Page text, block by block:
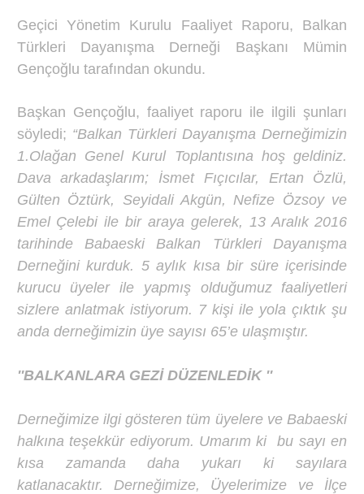
Geçici Yönetim Kurulu Faaliyet Raporu, Balkan
Türkleri Dayanışma Derneği Başkanı Mümin
Gençoğlu tarafından okundu.
Başkan Gençoğlu, faaliyet raporu ile ilgili şunları
söyledi; “Balkan Türkleri Dayanışma Derneğimizin
1.Olağan Genel Kurul Toplantısına hoş geldiniz.
Dava arkadaşlarım; İsmet Fıçıcılar, Ertan Özlü,
Gülten Öztürk, Seyidali Akgün, Nefize Özsoy ve
Emel Çelebi ile bir araya gelerek, 13 Aralık 2016
tarihinde Babaeski Balkan Türkleri Dayanışma
Derneğini kurduk. 5 aylık kısa bir süre içerisinde
kurucu üyeler ile yapmış olduğumuz faaliyetleri
sizlere anlatmak istiyorum. 7 kişi ile yola çıktık şu
anda derneğimizin üye sayısı 65’e ulaşmıştır.
''BALKANLARA GEZİ DÜZENLEDİK ''
Derneğimize ilgi gösteren tüm üyelere ve Babaeski
halkına teşekkür ediyorum. Umarım ki bu sayı en
kısa zamanda daha yukarı ki sayılara
katlanacaktır. Derneğimize, Üyelerimize ve İlçe